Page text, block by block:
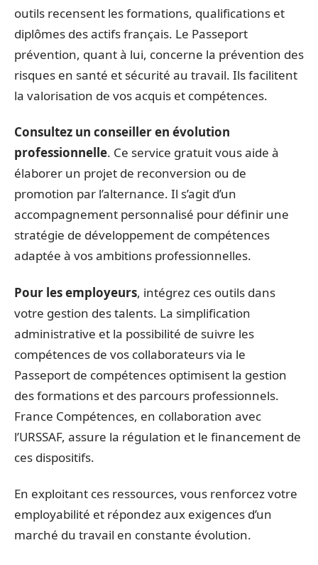
outils recensent les formations, qualifications et
diplômes des actifs français. Le Passeport
prévention, quant à lui, concerne la prévention des
risques en santé et sécurité au travail. Ils facilitent
la valorisation de vos acquis et compétences.
Consultez un conseiller en évolution
professionnelle. Ce service gratuit vous aide à
élaborer un projet de reconversion ou de
promotion par l’alternance. Il s’agit d’un
accompagnement personnalisé pour définir une
stratégie de développement de compétences
adaptée à vos ambitions professionnelles.
Pour les employeurs, intégrez ces outils dans
votre gestion des talents. La simplification
administrative et la possibilité de suivre les
compétences de vos collaborateurs via le
Passeport de compétences optimisent la gestion
des formations et des parcours professionnels.
France Compétences, en collaboration avec
l’URSSAF, assure la régulation et le financement de
ces dispositifs.
En exploitant ces ressources, vous renforcez votre
employabilité et répondez aux exigences d’un
marché du travail en constante évolution.